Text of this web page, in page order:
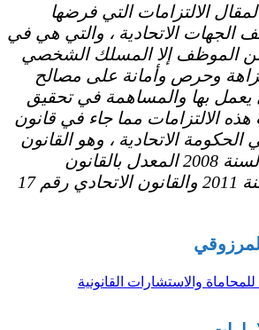
الالتزامات التي فرضها
الاتحادية ، والتي هي في
الموظف إلا المسلك الشخصي
وحرص وأمانة على مصالح
يعمل بها والمساهمة في تحقيق
هذه الالتزامات مما جاء في قانون
الحكومة الاتحادية ، وهو القانون
الاتحادي رقــم 11 لسنة 2008 المعدل بالقانون
الاتحادي رقم 9 لسنة 2011 والقانون الاتحادي رقم 17
والاستشارات القانونية